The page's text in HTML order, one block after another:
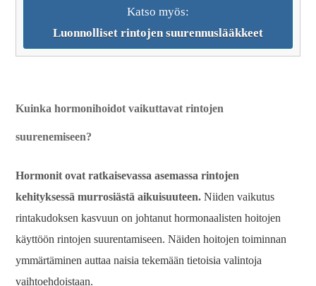
Katso myös:
Luonnolliset rintojen suurennuslääkkeet
Kuinka hormonihoidot vaikuttavat rintojen
suurenemiseen?
Hormonit ovat ratkaisevassa asemassa rintojen
kehityksessä murrosiästä aikuisuuteen. Niiden vaikutus
rintakudoksen kasvuun on johtanut hormonaalisten hoitojen
käyttöön rintojen suurentamiseen. Näiden hoitojen toiminnan
ymmärtäminen auttaa naisia ​​tekemään tietoisia valintoja
vaihtoehdoistaan.